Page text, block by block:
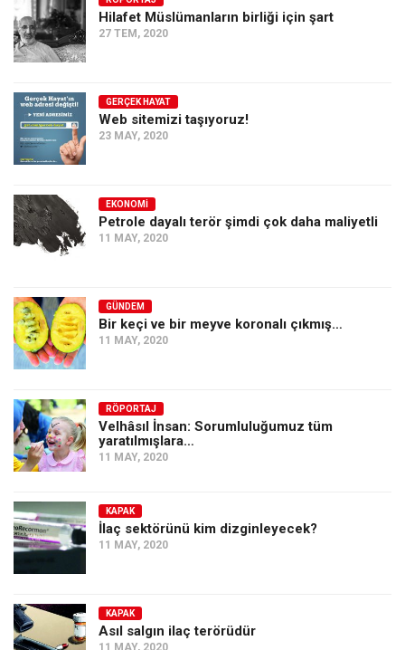
Ekonomi
Spor
Sağlık
Gıda-Beslenme
Türkiye
Siyaset
Dünya
Asya
Amerika
Avustralya
Tarih
Düşünce
Dosyalar
Hilafet Müslümanların birliği için şart
27 TEM, 2020
GERÇEK HAYAT
Web sitemizi taşıyoruz!
23 MAY, 2020
EKONOMI
Petrole dayalı terör şimdi çok daha maliyetli
11 MAY, 2020
GÜNDEM
Bir keçi ve bir meyve koronalı çıkmış…
11 MAY, 2020
RÖPORTAJ
Velhâsıl İnsan: Sorumluluğumuz tüm
yaratılmışlara…
11 MAY, 2020
KAPAK
İlaç sektörünü kim dizginleyecek?
11 MAY, 2020
KAPAK
Asıl salgın ilaç terörüdür
11 MAY, 2020